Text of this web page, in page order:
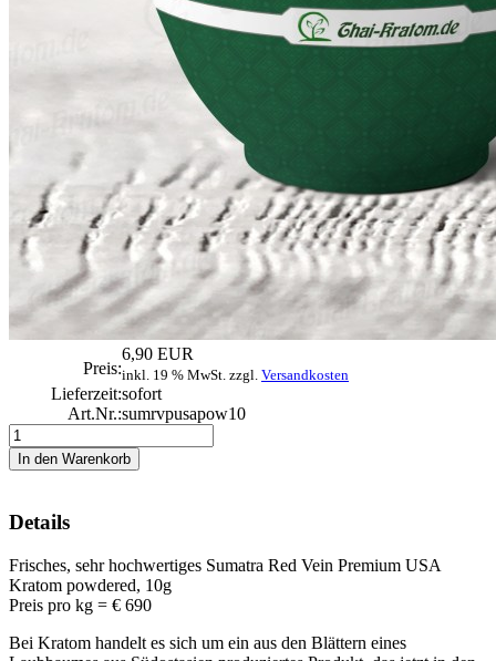
Preis:
6,90 EUR
inkl. 19 % MwSt. zzgl. Versandkosten
Lieferzeit:sofort
Art.Nr.:sumrvpusapow10
Details
Frisches, sehr hochwertiges Sumatra Red Vein Premium USA
Kratom powdered, 10g
Preis pro kg = € 690
Bei Kratom handelt es sich um ein aus den Blättern eines